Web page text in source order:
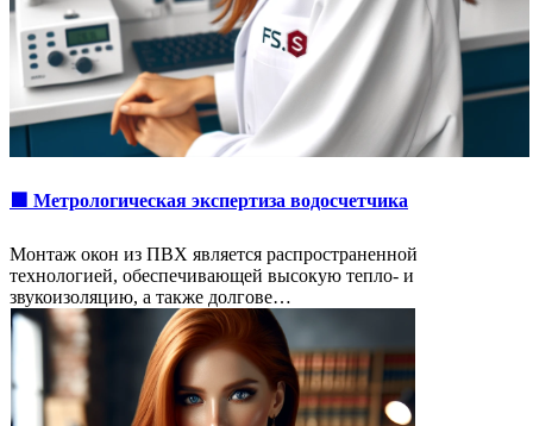
🟩 Метрологическая экспертиза водосчетчика
Монтаж окон из ПВХ является распространенной
технологией, обеспечивающей высокую тепло- и
звукоизоляцию, а также долгове…